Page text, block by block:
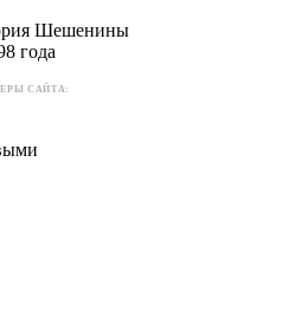
Шешенины
года
САЙТА: